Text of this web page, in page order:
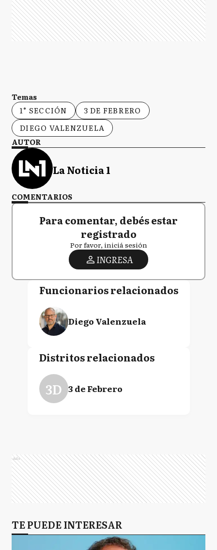
Temas
1° SECCIÓN
3 DE FEBRERO
DIEGO VALENZUELA
AUTOR
La Noticia 1
COMENTARIOS
Para comentar, debés estar
registrado
Por favor, iniciá sesión
INGRESA
Funcionarios relacionados
Diego Valenzuela
Distritos relacionados
3D 3 de Febrero
Ads
TE PUEDE INTERESAR